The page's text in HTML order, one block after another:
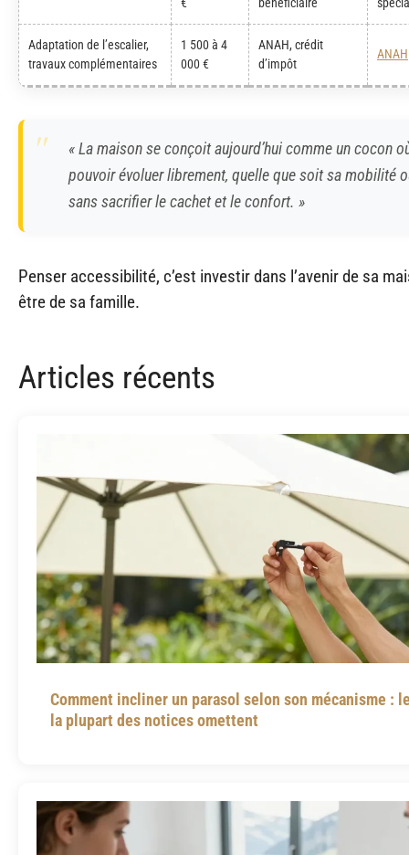
€ bénéficiaire
Adaptation de l’escalier,
travaux complémentaires
1 500 à 4
000 €
ANAH, crédit
d’impôt
ANAH
« La maison se conçoit aujourd’hui comme un cocon
pouvoir évoluer librement, quelle que soit sa mobilité
sans sacrifier le cachet et le confort. »
Penser accessibilité, c’est investir dans l’avenir de sa
être de sa famille.
Articles récents
Comment incliner un parasol selon son mécanisme :
la plupart des notices omettent